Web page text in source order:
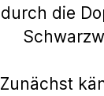
durch die
Zunächst